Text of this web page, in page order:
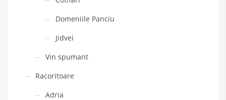
Domeniile Panciu
Jidvei
Vin spumant
Racoritoare
Adria